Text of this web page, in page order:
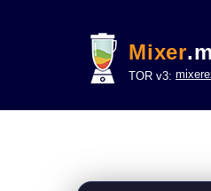
Mixer
TOR v3: